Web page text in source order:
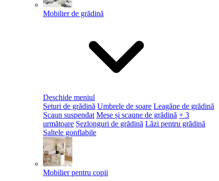
Mobilier de grădină
Deschide meniul
Seturi de grădină Umbrele de soare Leagăne de grădină
Scaun suspendat Mese și scaune de grădină + 3
următoare Șezlonguri de grădină Lăzi pentru grădină
Saltele gonflabile
Mobilier pentru copii